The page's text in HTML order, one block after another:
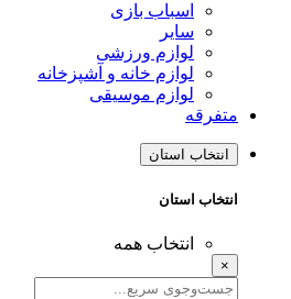
اسباب بازی
سایر
لوازم ورزشی
لوازم خانه و آشپزخانه
لوازم موسیقی
متفرقه
انتخاب استان
انتخاب استان
انتخاب همه
×